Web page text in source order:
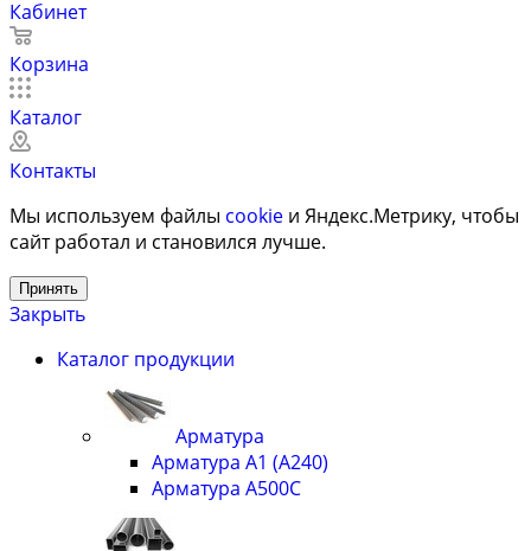
Кабинет
Корзина
Каталог
Контакты
Мы используем файлы cookie и Яндекс.Метрику, чтобы
сайт работал и становился лучше.
Принять
Закрыть
Каталог продукции
Арматура
Арматура А1 (А240)
Арматура А500С